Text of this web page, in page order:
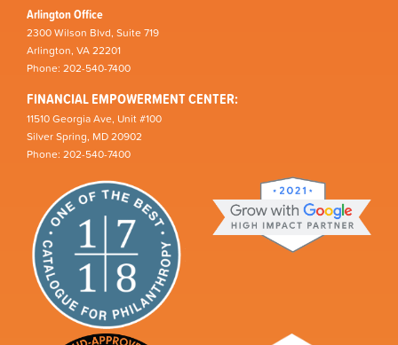
Arlington Office
2300 Wilson Blvd, Suite 719
Arlington, VA 22201
Phone: 202-540-7400
FINANCIAL EMPOWERMENT CENTER:
11510 Georgia Ave, Unit #100
Silver Spring, MD 20902
Phone: 202-540-7400